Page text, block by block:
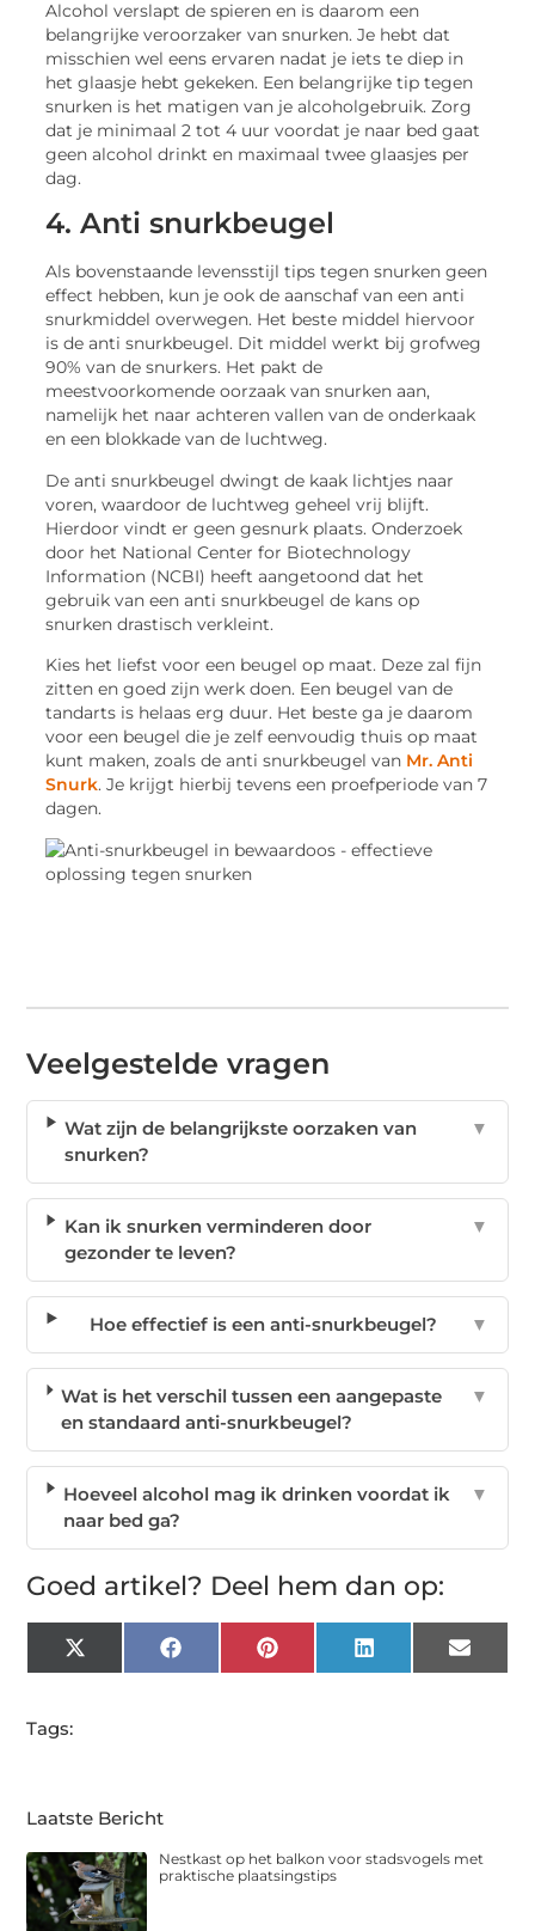
Alcohol verslapt de spieren en is daarom een
belangrijke veroorzaker van snurken. Je hebt dat
misschien wel eens ervaren nadat je iets te diep in
het glaasje hebt gekeken. Een belangrijke tip tegen
snurken is het matigen van je alcoholgebruik. Zorg
dat je minimaal 2 tot 4 uur voordat je naar bed gaat
geen alcohol drinkt en maximaal twee glaasjes per
dag.
4. Anti snurkbeugel
Als bovenstaande levensstijl tips tegen snurken geen
effect hebben, kun je ook de aanschaf van een anti
snurkmiddel overwegen. Het beste middel hiervoor
is de anti snurkbeugel. Dit middel werkt bij grofweg
90% van de snurkers. Het pakt de
meestvoorkomende oorzaak van snurken aan,
namelijk het naar achteren vallen van de onderkaak
en een blokkade van de luchtweg.
De anti snurkbeugel dwingt de kaak lichtjes naar
voren, waardoor de luchtweg geheel vrij blijft.
Hierdoor vindt er geen gesnurk plaats. Onderzoek
door het National Center for Biotechnology
Information (NCBI) heeft aangetoond dat het
gebruik van een anti snurkbeugel de kans op
snurken drastisch verkleint.
Kies het liefst voor een beugel op maat. Deze zal fijn
zitten en goed zijn werk doen. Een beugel van de
tandarts is helaas erg duur. Het beste ga je daarom
voor een beugel die je zelf eenvoudig thuis op maat
kunt maken, zoals de anti snurkbeugel van Mr. Anti
Snurk. Je krijgt hierbij tevens een proefperiode van 7
dagen.
Veelgestelde vragen
Wat zijn de belangrijkste oorzaken van
snurken?
▼
Kan ik snurken verminderen door
gezonder te leven?
▼
Hoe effectief is een anti-snurkbeugel? ▼
Wat is het verschil tussen een aangepaste
en standaard anti-snurkbeugel?
▼
Hoeveel alcohol mag ik drinken voordat ik
naar bed ga?
▼
Goed artikel? Deel hem dan op:
X
(Twitter)
FacebookPinterest LinkedIn Email
Tags:
Laatste Bericht
Nestkast op het balkon voor stadsvogels met
praktische plaatsingstips